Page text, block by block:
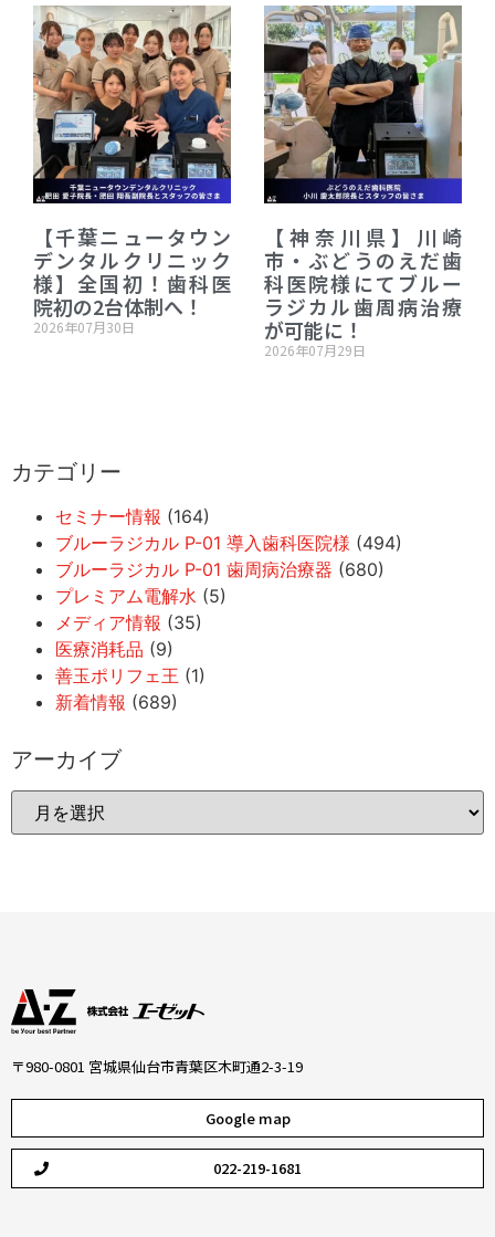
【千葉ニュータウン
デンタルクリニック
様】全国初！歯科医
院初の2台体制へ！
2026年07月30日
【神奈川県】川崎
市・ぶどうのえだ歯
科医院様にてブルー
ラジカル歯周病治療
が可能に！
2026年07月29日
カテゴリー
セミナー情報 (164)
ブルーラジカル P-01 導入歯科医院様 (494)
ブルーラジカル P-01 歯周病治療器 (680)
プレミアム電解水 (5)
メディア情報 (35)
医療消耗品 (9)
善玉ポリフェ王 (1)
新着情報 (689)
アーカイブ
〒980-0801 宮城県仙台市青葉区木町通2-3-19
Google map
022-219-1681